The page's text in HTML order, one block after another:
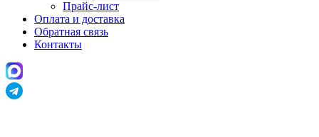
Прайс-лист
Оплата и доставка
Обратная связь
Контакты